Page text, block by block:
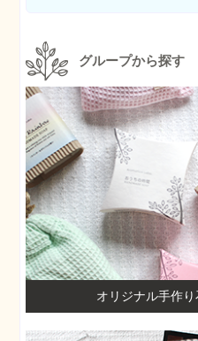
グループから探す
オリジナル手作